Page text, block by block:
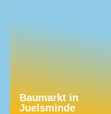
Baumarkt in
Juelsminde